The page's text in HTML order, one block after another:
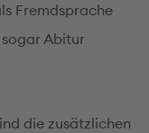
Fremdsprache
sogar Abitur
die zusätzlichen